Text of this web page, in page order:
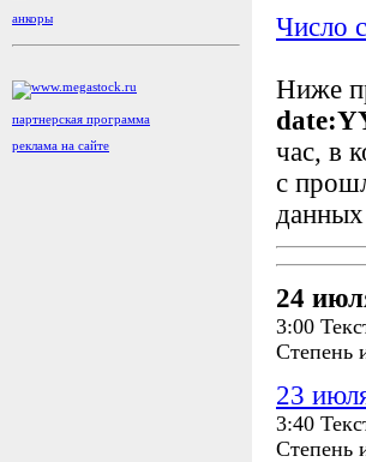
анкоры
партнерская программа
реклама на сайте
Число
Ниже
час, в
с
24
3:00
Степень
23
3:40
Степень